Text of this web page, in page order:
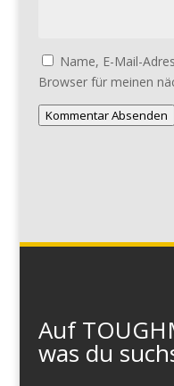
Name, E-Mail-
Browser für meinen
Kommentar Absenden
Auf
was du